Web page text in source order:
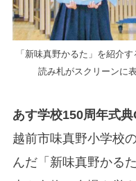
「新味真野かるた」を紹介
読み札がスクリーンに
あす学校150周年式典
越前市味真野小学校
んだ「新味真野かる